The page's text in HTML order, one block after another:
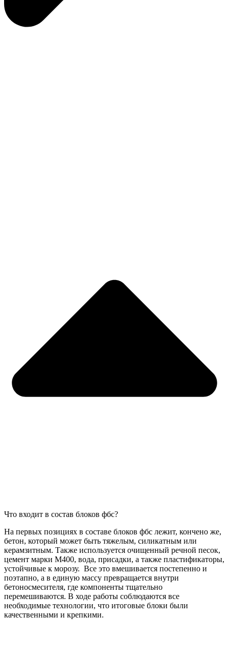
Что входит в состав блоков фбс?
На первых позициях в составе блоков фбс лежит, кончено же,
бетон, который может быть тяжелым, силикатным или
керамзитным. Также используется очищенный речной песок,
цемент марки М400, вода, присадки, а также пластификаторы,
устойчивые к морозу. Все это вмешивается постепенно и
поэтапно, а в единую массу превращается внутри
бетоносмесителя, где компоненты тщательно
перемешиваются. В ходе работы соблюдаются все
необходимые технологии, что итоговые блоки были
качественными и крепкими.